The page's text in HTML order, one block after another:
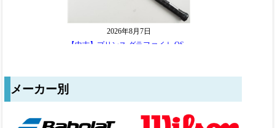
メーカー別